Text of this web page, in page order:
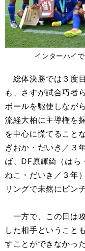
インターハイ
総体決勝では３度
も、さすが試合巧者
ボールを駆使しなが
流経大柏に主導権を
を中心に慌てること
ぎおか・だいき／３
ば、DF原輝綺（はら
ねこ・だいき／３年
リングで未然にピン
一方で、この日は
した相手ということ
すことができなかっ